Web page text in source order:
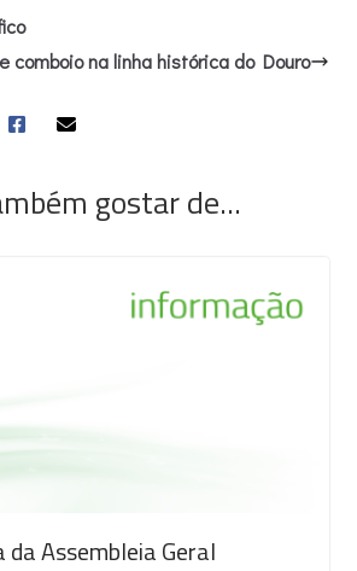
comboio na linha histórica do Douro
gostar de...
Assembleia Geral